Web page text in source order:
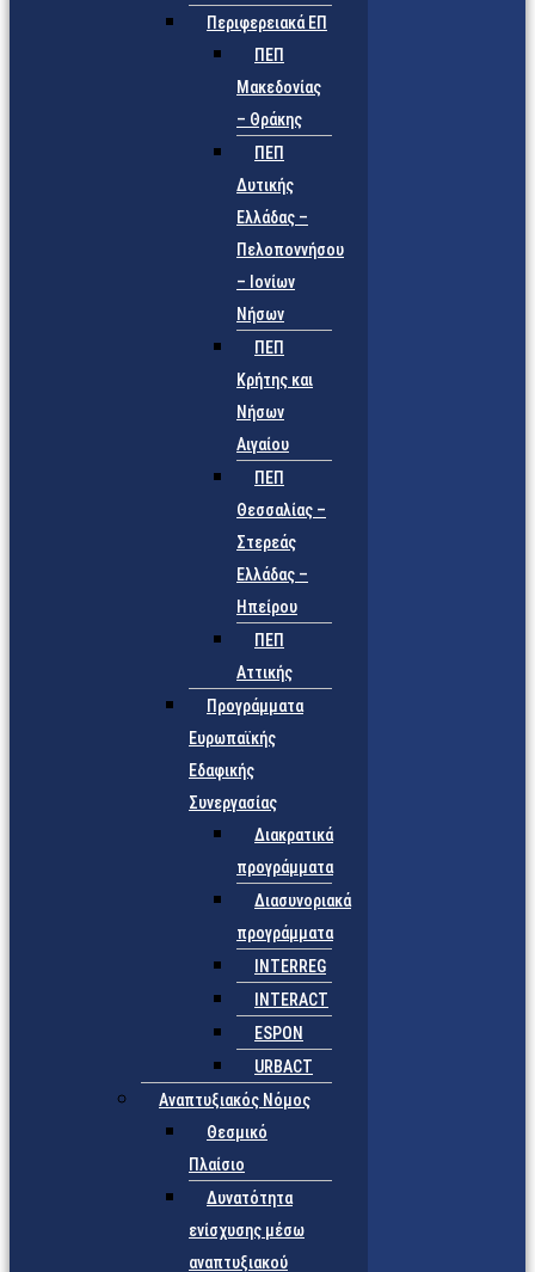
Περιφερειακά ΕΠ
ΠΕΠ
Μακεδονίας
– Θράκης
ΠΕΠ
Δυτικής
Ελλάδας –
Πελοποννήσου
– Ιονίων
Νήσων
ΠΕΠ
Κρήτης και
Νήσων
Αιγαίου
ΠΕΠ
Θεσσαλίας –
Στερεάς
Ελλάδας –
Ηπείρου
ΠΕΠ
Αττικής
Προγράμματα
Ευρωπαϊκής
Εδαφικής
Συνεργασίας
Διακρατικά
προγράμματα
Διασυνοριακά
προγράμματα
INTERREG
INTERACT
ESPON
URBACT
Αναπτυξιακός Νόμος
Θεσμικό
Πλαίσιο
Δυνατότητα
ενίσχυσης μέσω
αναπτυξιακού